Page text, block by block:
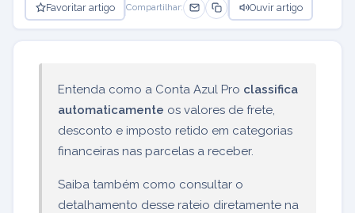
Favoritar artigo Compartilhar: Ouvir artigo
Entenda como a Conta Azul Pro classifica
automaticamente os valores de frete,
desconto e imposto retido em categorias
financeiras nas parcelas a receber.
Saiba também como consultar o
detalhamento desse rateio diretamente na